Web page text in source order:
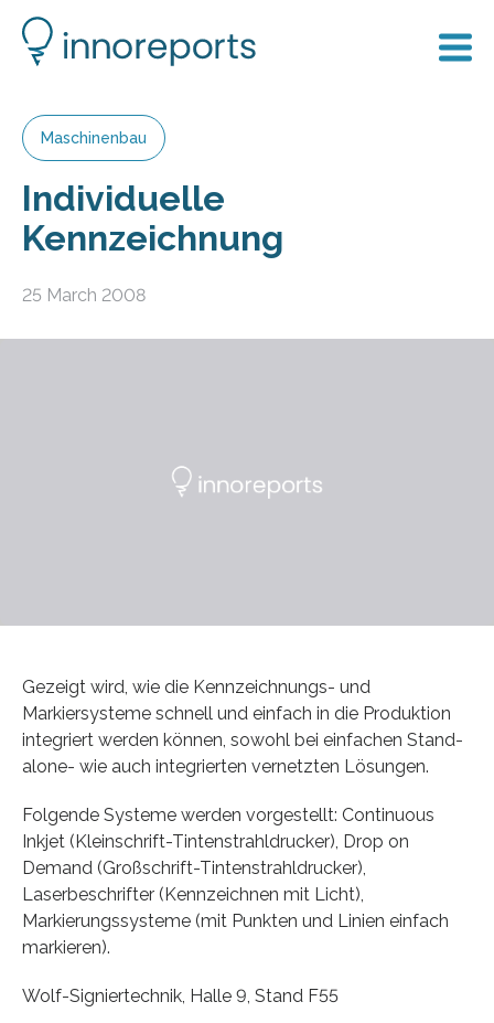
Maschinenbau
Individuelle
Kennzeichnung
25 March 2008
Gezeigt wird, wie die Kennzeichnungs- und
Markiersysteme schnell und einfach in die Produktion
integriert werden können, sowohl bei einfachen Stand-
alone- wie auch integrierten vernetzten Lösungen.
Folgende Systeme werden vorgestellt: Continuous
Inkjet (Kleinschrift-Tintenstrahldrucker), Drop on
Demand (Großschrift-Tintenstrahldrucker),
Laserbeschrifter (Kennzeichnen mit Licht),
Markierungssysteme (mit Punkten und Linien einfach
markieren).
Wolf-Signiertechnik, Halle 9, Stand F55